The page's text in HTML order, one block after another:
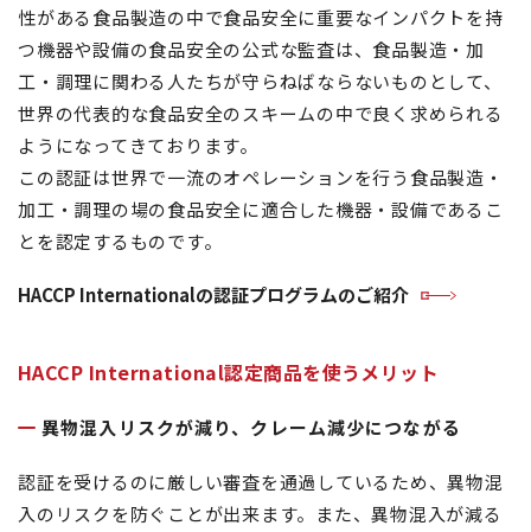
性がある食品製造の中で食品安全に重要なインパクトを持
つ機器や設備の食品安全の公式な監査は、食品製造・加
工・調理に関わる人たちが守らねばならないものとして、
世界の代表的な食品安全のスキームの中で良く求められる
ようになってきております。
この認証は世界で一流のオペレーションを行う食品製造・
加工・調理の場の食品安全に適合した機器・設備であるこ
とを認定するものです。
HACCP Internationalの認証プログラムのご紹介
HACCP International認定商品を使うメリット
異物混入リスクが減り、クレーム減少につながる
認証を受けるのに厳しい審査を通過しているため、異物混
入のリスクを防ぐことが出来ます。また、異物混入が減る